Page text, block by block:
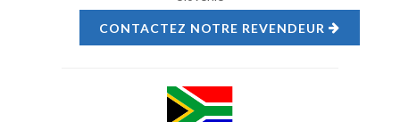
CONTACTEZ NOTRE REVENDEUR